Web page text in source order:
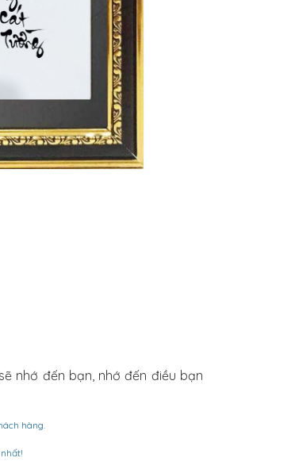
nhớ đến bạn, nhớ đến điều bạn
hàng.